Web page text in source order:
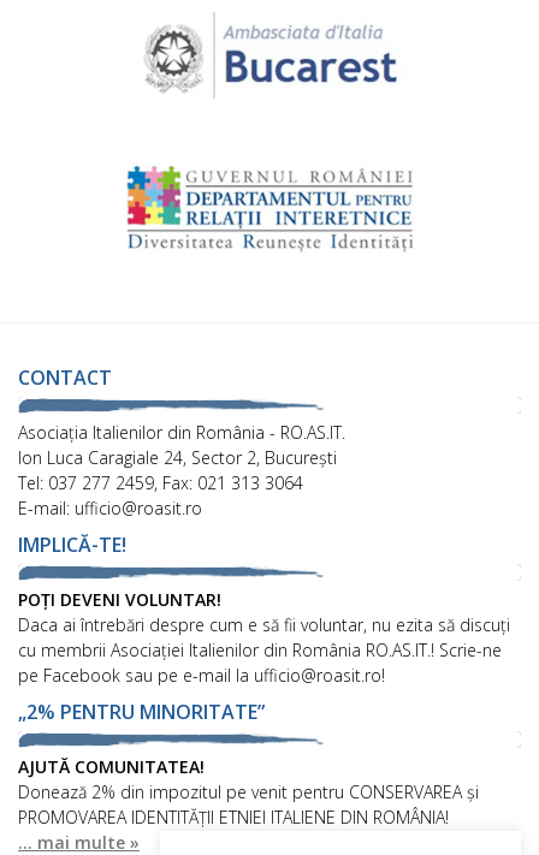
CONTACT
Asociaţia Italienilor din România - RO.AS.IT.
Ion Luca Caragiale 24, Sector 2, București
Tel: 037 277 2459, Fax: 021 313 3064
E-mail: ufficio@roasit.ro
IMPLICĂ-TE!
POȚI DEVENI VOLUNTAR!
Daca ai întrebări despre cum e să fii voluntar, nu ezita să discuți
cu membrii Asociației Italienilor din România RO.AS.IT.! Scrie-ne
pe Facebook sau pe e-mail la ufficio@roasit.ro!
„2% PENTRU MINORITATE”
AJUTĂ COMUNITATEA!
Donează 2% din impozitul pe venit pentru CONSERVAREA și
PROMOVAREA IDENTITĂȚII ETNIEI ITALIENE DIN ROMÂNIA!
... mai multe »